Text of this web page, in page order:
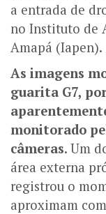
a entrada de
no Instituto de
Amapá (Iapen).
As imagens
guarita G7,
monitorado
câmeras. Um
área externa
registrou o
aproximam